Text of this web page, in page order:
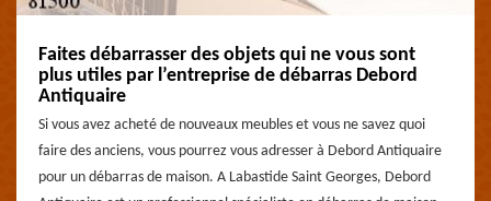
Faites débarrasser des objets qui ne vous sont
plus utiles par l’entreprise de débarras Debord
Antiquaire
Si vous avez acheté de nouveaux meubles et vous ne savez quoi
faire des anciens, vous pourrez vous adresser à Debord Antiquaire
pour un débarras de maison. A Labastide Saint Georges, Debord